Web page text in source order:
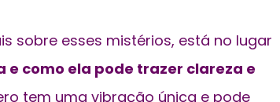
sobre esses mistérios, está no lugar
como ela pode trazer clareza e
tem uma vibração única e pode